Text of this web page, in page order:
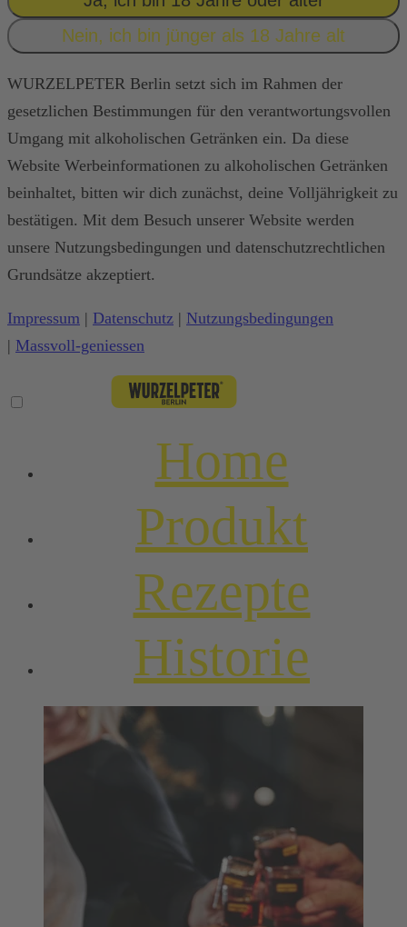
Nein, ich bin jünger als 18 Jahre alt
WURZELPETER Berlin setzt sich im Rahmen der
gesetzlichen Bestimmungen für den verantwortungsvollen
Umgang mit alkoholischen Getränken ein. Da diese
Website Werbeinformationen zu alkoholischen Getränken
beinhaltet, bitten wir dich zunächst, deine Volljährigkeit zu
bestätigen. Mit dem Besuch unserer Website werden
unsere Nutzungsbedingungen und datenschutzrechtlichen
Grundsätze akzeptiert.
Impressum | Datenschutz | Nutzungsbedingungen
| Massvoll-geniessen
Home
Produkt
Rezepte
Historie